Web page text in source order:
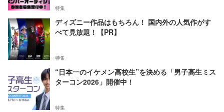
特集
ディズニー作品はもちろん！ 国内外の人気作がす
べて見放題！【PR】
特集
“日本一のイケメン高校生”を決める「男子高生ミス
ターコン2026」開催中！
特集